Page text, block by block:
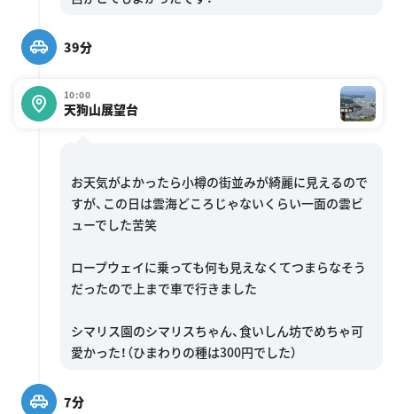
39分
10:00
天狗山展望台
お天気がよかったら小樽の街並みが綺麗に見えるので
すが、この日は雲海どころじゃないくらい一面の雲ビ
ューでした苦笑
ロープウェイに乗っても何も見えなくてつまらなそう
だったので上まで車で行きました
シマリス園のシマリスちゃん、食いしん坊でめちゃ可
7分